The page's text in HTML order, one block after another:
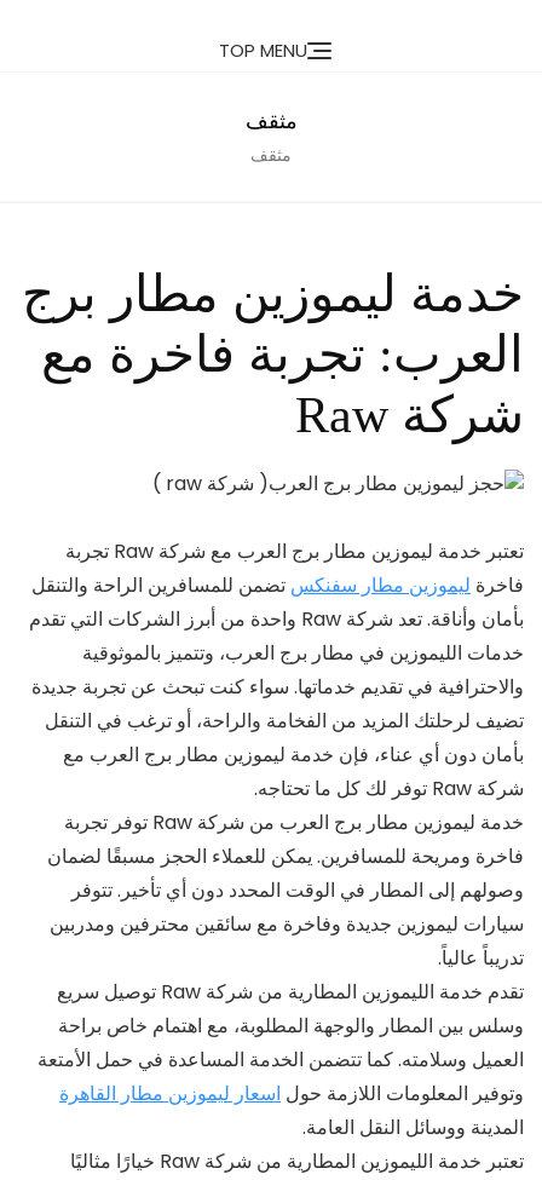
TOP MENU
مثقف
مثقف
خدمة ليموزين مطار برج
العرب: تجربة فاخرة مع
شركة Raw
تعتبر خدمة ليموزين مطار برج العرب مع شركة Raw تجربة
فاخرة ليموزين مطار سفنكس تضمن للمسافرين الراحة والتنقل
بأمان وأناقة. تعد شركة Raw واحدة من أبرز الشركات التي تقدم
خدمات الليموزين في مطار برج العرب، وتتميز بالموثوقية
والاحترافية في تقديم خدماتها. سواء كنت تبحث عن تجربة جديدة
تضيف لرحلتك المزيد من الفخامة والراحة، أو ترغب في التنقل
بأمان دون أي عناء، فإن خدمة ليموزين مطار برج العرب مع
شركة Raw توفر لك كل ما تحتاجه.
خدمة ليموزين مطار برج العرب من شركة Raw توفر تجربة
فاخرة ومريحة للمسافرين. يمكن للعملاء الحجز مسبقًا لضمان
وصولهم إلى المطار في الوقت المحدد دون أي تأخير. تتوفر
سيارات ليموزين جديدة وفاخرة مع سائقين محترفين ومدربين
تدريباً عالياً.
تقدم خدمة الليموزين المطارية من شركة Raw توصيل سريع
وسلس بين المطار والوجهة المطلوبة، مع اهتمام خاص براحة
العميل وسلامته. كما تتضمن الخدمة المساعدة في حمل الأمتعة
وتوفير المعلومات اللازمة حول اسعار ليموزين مطار القاهرة
المدينة ووسائل النقل العامة.
تعتبر خدمة الليموزين المطارية من شركة Raw خيارًا مثاليًا